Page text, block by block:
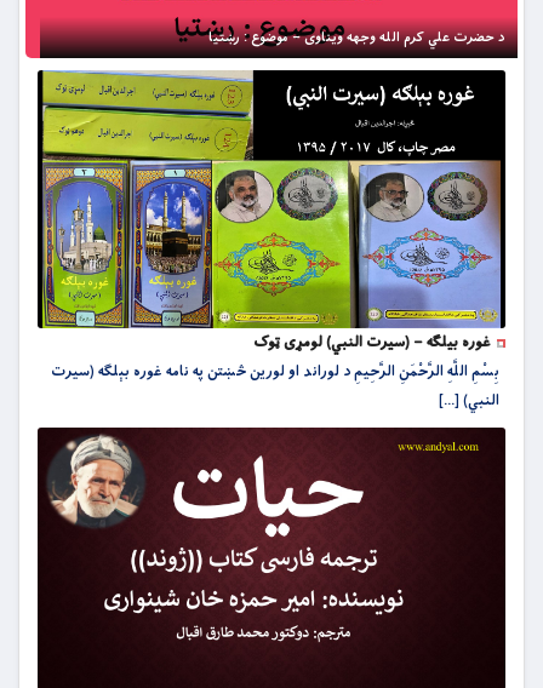
د حضرت علي کرم الله وجهه ویناوی – موضوع : رښتیا
غوره بیلګه – (سیرت النبي) لومړی ټوک
بِسْمِ اللَّهِ الرَّحْمَنِ الرَّحِيمِ د لوراند او لورین څښتن په نامه غوره بېلګه (سیرت
النبي) [...]